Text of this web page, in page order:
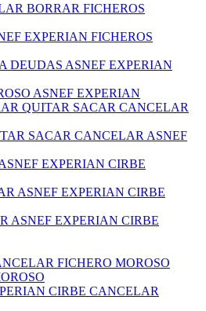
BORRAR FICHEROS
EXPERIAN FICHEROS
DEUDAS ASNEF EXPERIAN
ASNEF EXPERIAN
QUITAR SACAR CANCELAR
SACAR CANCELAR ASNEF
EXPERIAN CIRBE
ASNEF EXPERIAN CIRBE
ASNEF EXPERIAN CIRBE
FICHERO MOROSO
CIRBE CANCELAR